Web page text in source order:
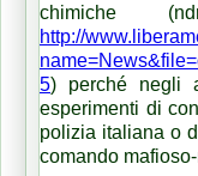
chimiche
http://
5) perché negli
esperimenti di
polizia italiana o
comando